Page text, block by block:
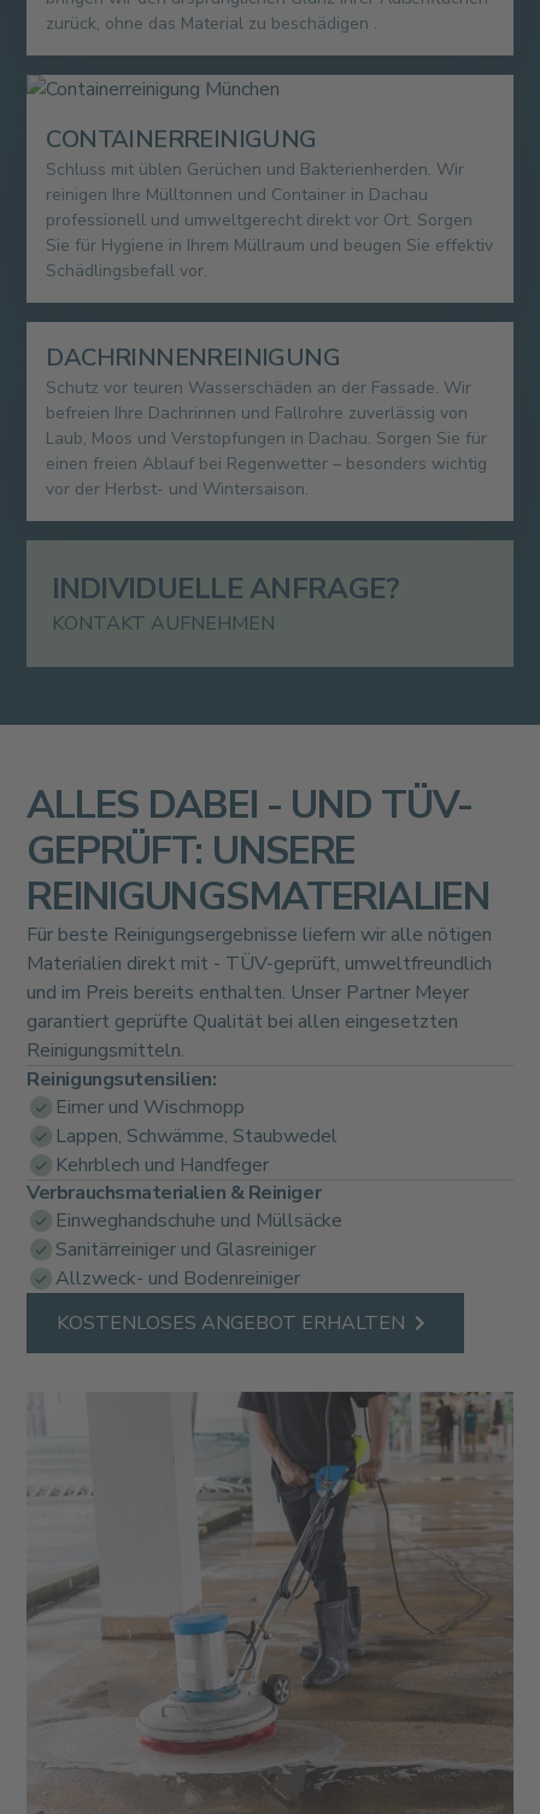
zurück, ohne das Material zu beschädigen .
CONTAINERREINIGUNG
Schluss mit üblen Gerüchen und Bakterienherden. Wir
reinigen Ihre Mülltonnen und Container in Dachau
professionell und umweltgerecht direkt vor Ort. Sorgen
Sie für Hygiene in Ihrem Müllraum und beugen Sie effektiv
Schädlingsbefall vor.
DACHRINNENREINIGUNG
Schutz vor teuren Wasserschäden an der Fassade. Wir
befreien Ihre Dachrinnen und Fallrohre zuverlässig von
Laub, Moos und Verstopfungen in Dachau. Sorgen Sie für
einen freien Ablauf bei Regenwetter – besonders wichtig
vor der Herbst- und Wintersaison.
INDIVIDUELLE ANFRAGE?
KONTAKT AUFNEHMEN
ALLES DABEI - UND TÜV-
GEPRÜFT: UNSERE
REINIGUNGSMATERIALIEN
Für beste Reinigungsergebnisse liefern wir alle nötigen
Materialien direkt mit - TÜV-geprüft, umweltfreundlich
und im Preis bereits enthalten. Unser Partner Meyer
garantiert geprüfte Qualität bei allen eingesetzten
Reinigungsmitteln.
Reinigungsutensilien:
Eimer und Wischmopp
Lappen, Schwämme, Staubwedel
Kehrblech und Handfeger
Verbrauchsmaterialien & Reiniger
Einweghandschuhe und Müllsäcke
Sanitärreiniger und Glasreiniger
Allzweck- und Bodenreiniger
KOSTENLOSES ANGEBOT ERHALTEN